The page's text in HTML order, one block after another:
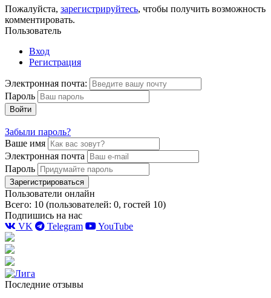
Пожалуйста, зарегистрируйтесь, чтобы получить возможность
комментировать.
Пользователь
Вход
Регистрация
Электронная почта:
Пароль
Войти
Забыли пароль?
Ваше имя
Электронная почта
Пароль
Зарегистрироваться
Пользователи онлайн
Всего: 10 (пользователей: 0, гостей 10)
Подпишись на нас
VK
Telegram YouTube
Последние отзывы